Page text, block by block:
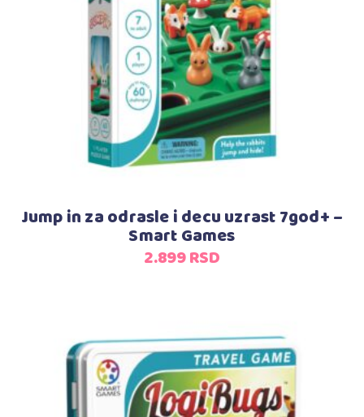
Dodaj u korpu
Jump in za odrasle i decu uzrast 7god+ –
Smart Games
2.899RSD